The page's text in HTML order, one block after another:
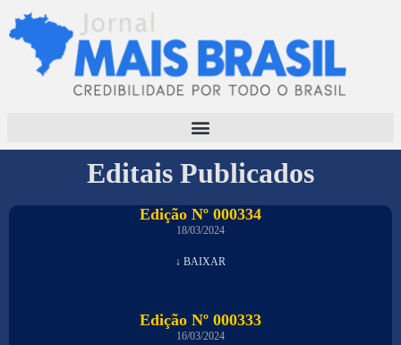
Editais Publicados
Edição Nº 000334
18/03/2024
↓ BAIXAR
Edição Nº 000333
16/03/2024